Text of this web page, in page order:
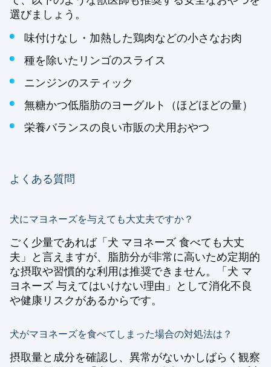
選びましょう。
味付けなし・加熱した鶏肉などの小さなお肉
種を除いたリンゴのスライス
ニンジンのスティック
無糖かつ低脂肪のヨーグルト（ほどほどの量）
栄養バランスの良い市販の犬用おやつ
よくある質問
犬にマヨネーズを与えても大丈夫ですか？
ごく少量であれば「犬 マヨネーズ 食べても大丈
夫」と言えますが、脂肪分が非常に高いため定期的
な摂取や習慣的な利用は推奨できません。「犬 マ
ヨネーズ 与えてはいけない理由」として消化不良
や健康リスクがあるからです。
犬がマヨネーズを食べてしまった場合の対処法は？
摂取量と成分を確認し、異常がないかしばらく観察